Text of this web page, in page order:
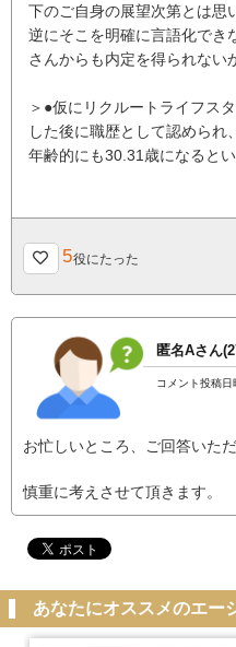
下のご自身の展望次第とは思
逆にそこを明確に言語化でき
さんからも内定を得られない
＞●仮にリクルートライフス
した後に職歴として認められ
年齢的にも30.31歳になると
5役にたった
匿名Aさん
コメント投稿
お忙しいところ、ご回答いた
慎重に考えさせて頂きます。
あなたにオススメのエー